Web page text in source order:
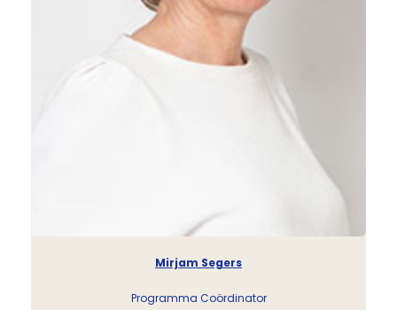
Mirjam Segers
Programma Coördinator